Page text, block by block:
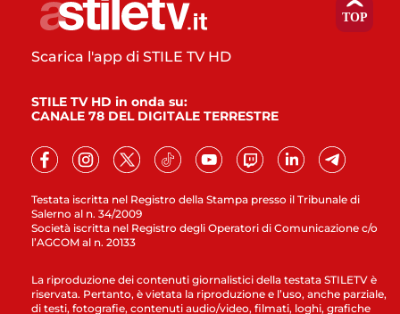
Testata iscritta nel Registro della Stampa presso il Tribunale di
Salerno al n. 34/2009
Società iscritta nel Registro degli Operatori di Comunicazione c/o
l’AGCOM al n. 20133
Scarica l'app di STILE TV HD
STILE TV HD in onda su:
CANALE 78 DEL DIGITALE TERRESTRE
La riproduzione dei contenuti giornalistici della testata STILETV è
riservata. Pertanto, è vietata la riproduzione e l’uso, anche parziale,
di testi, fotografie, contenuti audio/video, filmati, loghi, grafiche